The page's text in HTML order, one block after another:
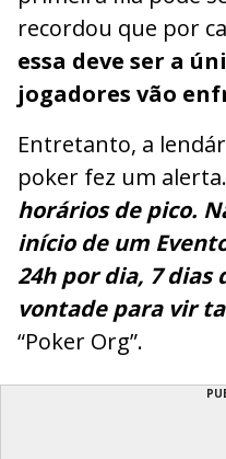
recordou que por
essa deve ser a
jogadores vão
Entretanto, a
poker fez um alerta.
horários de pico.
início de um
24h por dia, 7 dias
vontade para vir
“Poker Org”.